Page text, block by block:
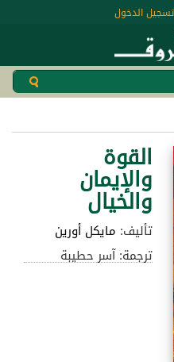
تسجيل الدخول
القوة
والإيمان
والخيال
تأليف: مايكل أورين
ترجمة: آسر حطيبة